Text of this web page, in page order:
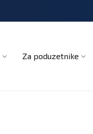
Za poduzetnike